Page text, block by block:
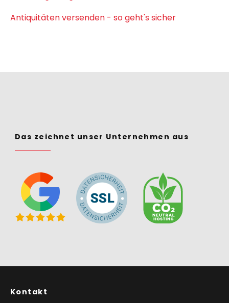
Antiquitäten versenden - so geht's sicher
Das zeichnet unser Unternehmen aus
Kontakt